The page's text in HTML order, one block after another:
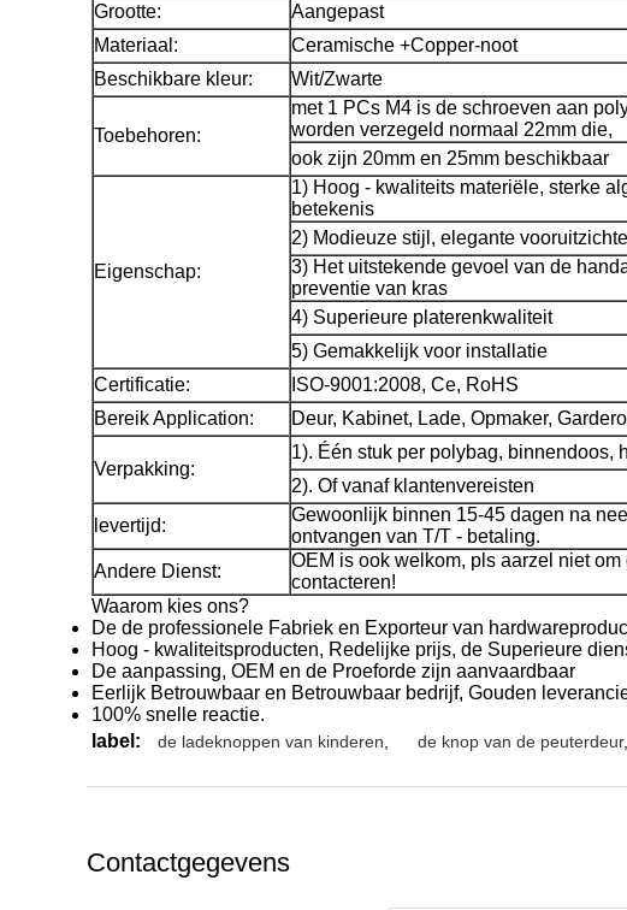
Grootte:
Aangepast
Materiaal:
Ceramische +Copper-noot
Beschikbare kleur:
Wit/Zwarte
Toebehoren:
met 1 PCs M4 is de schroeven aan
worden verzegeld normaal 22mm die,
ook zijn 20mm en 25mm beschikbaar
Eigenschap:
1) Hoog - kwaliteits materiële, sterke
betekenis
2) Modieuze stijl, elegante
3) Het uitstekende gevoel van de
preventie van kras
4) Superieure platerenkwaliteit
5) Gemakkelijk voor installatie
Certificatie:
ISO-9001:2008, Ce, RoHS
Bereik Application:
Deur, Kabinet, Lade, Opmaker,
Verpakking:
1). Één stuk per polybag, binnendoos,
2). Of vanaf klantenvereisten
levertijd:
Gewoonlijk binnen 15-45 dagen na
ontvangen van T/T - betaling.
Andere Dienst:
OEM is ook welkom, pls aarzel niet om
contacteren!
Waarom kies ons?
De de professionele Fabriek en Exporteur van
Hoog - kwaliteitsproducten, Redelijke prijs, de Superieure
De aanpassing, OEM en de Proeforde zijn aanvaardbaar
Eerlijk Betrouwbaar en Betrouwbaar bedrijf, Gouden
100% snelle reactie.
label:
de ladeknoppen van kinderen de knop van de peuterdeur,
Contactgegevens